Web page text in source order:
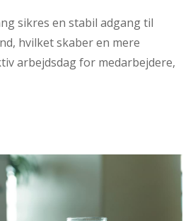
sikres en stabil adgang til
hvilket skaber en mere
arbejdsdag for medarbejdere,